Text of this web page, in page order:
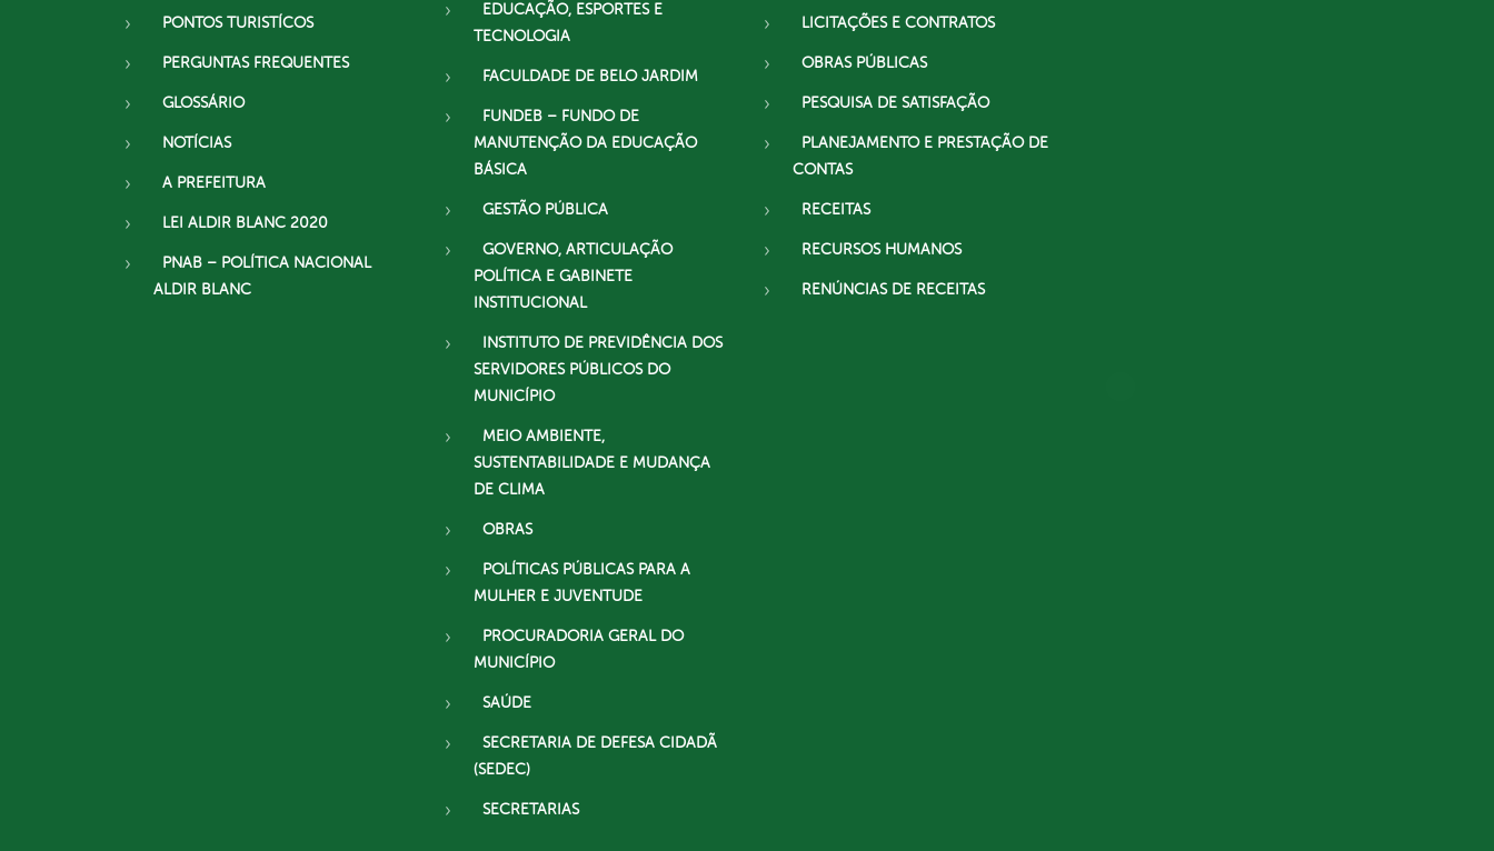
PONTOS TURISTÍCOS
PERGUNTAS FREQUENTES
GLOSSÁRIO
NOTÍCIAS
A PREFEITURA
LEI ALDIR BLANC 2020
PNAB – POLÍTICA NACIONAL
ALDIR BLANC
EDUCAÇÃO, ESPORTES E
TECNOLOGIA
FACULDADE DE BELO JARDIM
FUNDEB – FUNDO DE
MANUTENÇÃO DA EDUCAÇÃO
BÁSICA
GESTÃO PÚBLICA
GOVERNO, ARTICULAÇÃO
POLÍTICA E GABINETE
INSTITUCIONAL
INSTITUTO DE PREVIDÊNCIA DOS
SERVIDORES PÚBLICOS DO
MUNICÍPIO
MEIO AMBIENTE,
SUSTENTABILIDADE E MUDANÇA
DE CLIMA
OBRAS
POLÍTICAS PÚBLICAS PARA A
MULHER E JUVENTUDE
PROCURADORIA GERAL DO
MUNICÍPIO
SAÚDE
SECRETARIA DE DEFESA CIDADÃ
(SEDEC)
SECRETARIAS
LICITAÇÕES E CONTRATOS
OBRAS PÚBLICAS
PESQUISA DE SATISFAÇÃO
PLANEJAMENTO E PRESTAÇÃO DE
CONTAS
RECEITAS
RECURSOS HUMANOS
RENÚNCIAS DE RECEITAS